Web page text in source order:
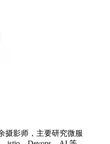
摄影师，主要研究微服